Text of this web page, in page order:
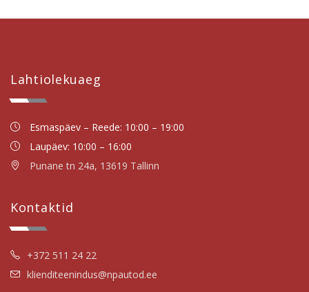
Lahtiolekuaeg
Esmaspäev – Reede: 10:00 – 19:00
Laupäev: 10:00 – 16:00
Punane tn 24a, 13619 Tallinn
Kontaktid
+372 511 24 22
klienditeenindus@npautod.ee